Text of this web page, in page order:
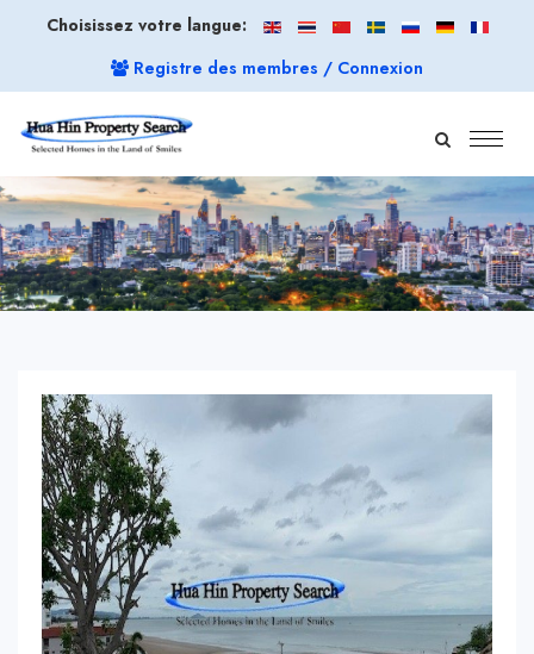
Choisissez votre langue:
Registre des membres / Connexion